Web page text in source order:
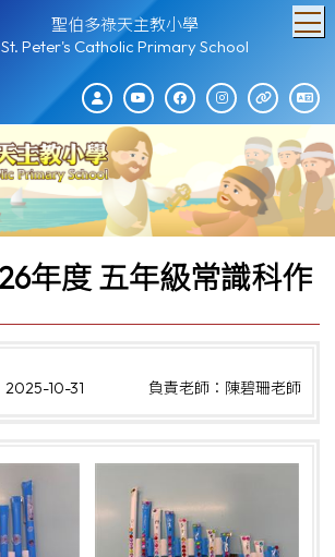
聖伯多祿天主教小學
St. Peter's Catholic Primary School
2025-10-31 負責老師：陳碧珊老師